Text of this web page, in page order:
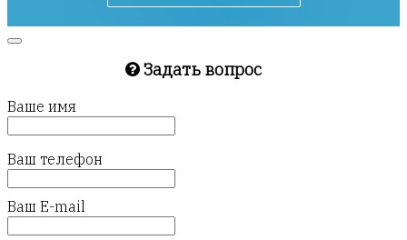
Задать вопрос
Ваше имя
Ваш телефон
Ваш E-mail